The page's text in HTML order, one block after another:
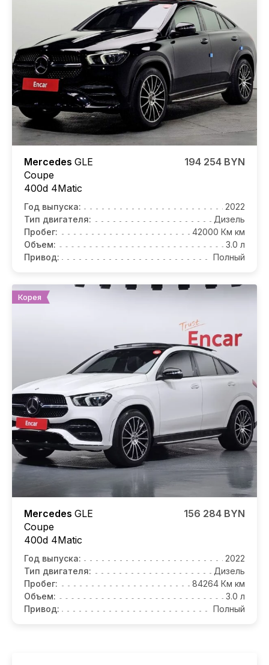
Mercedes GLE
Coupe
400d 4Matic
194 254 BYN
Год выпуска:
2022
Тип двигателя:
Дизель
Пробег:
42000 Км км
Объем:
3.0 л
Привод:
Полный
Корея
Mercedes GLE
Coupe
400d 4Matic
156 284 BYN
Год выпуска:
2022
Тип двигателя:
Дизель
Пробег:
84264 Км км
Объем:
3.0 л
Привод:
Полный